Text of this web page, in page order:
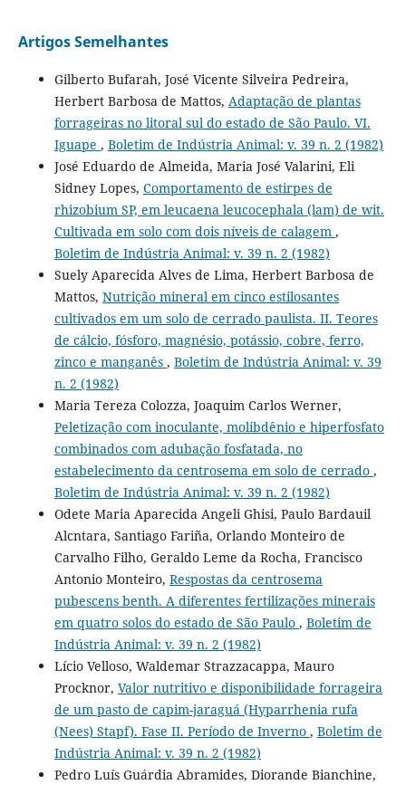
Artigos Semelhantes
Gilberto Bufarah, José Vicente Silveira Pedreira,
Herbert Barbosa de Mattos, Adaptação de plantas
forrageiras no litoral sul do estado de São Paulo. VI.
Iguape , Boletim de Indústria Animal: v. 39 n. 2 (1982)
José Eduardo de Almeida, Maria José Valarini, Eli
Sidney Lopes, Comportamento de estirpes de
rhizobium SP, em leucaena leucocephala (lam) de wit.
Cultivada em solo com dois níveis de calagem ,
Boletim de Indústria Animal: v. 39 n. 2 (1982)
Suely Aparecida Alves de Lima, Herbert Barbosa de
Mattos, Nutrição mineral em cinco estilosantes
cultivados em um solo de cerrado paulista. II. Teores
de cálcio, fósforo, magnésio, potássio, cobre, ferro,
zinco e manganês , Boletim de Indústria Animal: v. 39
n. 2 (1982)
Maria Tereza Colozza, Joaquim Carlos Werner,
Peletização com inoculante, molibdênio e hiperfosfato
combinados com adubação fosfatada, no
estabelecimento da centrosema em solo de cerrado ,
Boletim de Indústria Animal: v. 39 n. 2 (1982)
Odete Maria Aparecida Angeli Ghisi, Paulo Bardauil
Alcntara, Santiago Fariña, Orlando Monteiro de
Carvalho Filho, Geraldo Leme da Rocha, Francisco
Antonio Monteiro, Respostas da centrosema
pubescens benth. A diferentes fertilizações minerais
em quatro solos do estado de São Paulo , Boletim de
Indústria Animal: v. 39 n. 2 (1982)
Lício Velloso, Waldemar Strazzacappa, Mauro
Procknor, Valor nutritivo e disponibilidade forrageira
de um pasto de capim-jaraguá (Hyparrhenia rufa
(Nees) Stapf). Fase II. Período de Inverno , Boletim de
Indústria Animal: v. 39 n. 2 (1982)
Pedro Luís Guárdia Abramides, Diorande Bianchine,